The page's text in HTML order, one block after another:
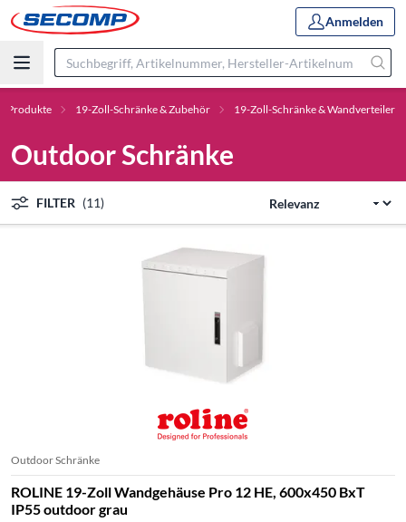
Anmelden
Produkte 19-Zoll-Schränke & Zubehör 19-Zoll-Schränke & Wandverteiler
Outdoor Schränke
FILTER (11)
Outdoor Schränke
ROLINE 19-Zoll Wandgehäuse Pro 12 HE, 600x450 BxT
IP55 outdoor grau